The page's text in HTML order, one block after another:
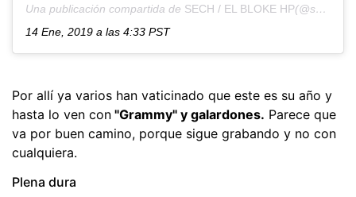
Una publicación compartida de SECH / EL BLOKE HP(@sechmusic) el
14 Ene, 2019 a las 4:33 PST
Por allí ya varios han vaticinado que este es su año y
hasta lo ven con "Grammy" y galardones. Parece que
va por buen camino, porque sigue grabando y no con
cualquiera.
Plena dura